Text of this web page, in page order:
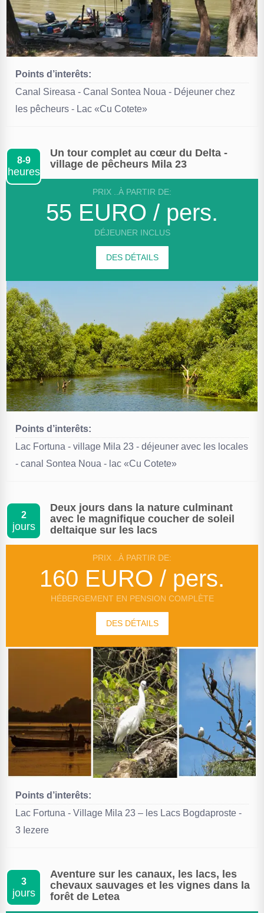
Points d’interêts:
Canal Sireasa - Canal Sontea Noua - Déjeuner chez
les pêcheurs - Lac «Cu Cotete»
8-9
heures
Un tour complet au cœur du Delta -
village de pêcheurs Mila 23
PRIX ..À PARTIR DE:
55 EURO / pers.
DÉJEUNER INCLUS
DES DÉTAILS
Points d’interêts:
Lac Fortuna - village Mila 23 - déjeuner avec les locales
- canal Sontea Noua - lac «Cu Cotete»
2
jours
Deux jours dans la nature culminant
avec le magnifique coucher de soleil
deltaique sur les lacs
PRIX ..À PARTIR DE:
160 EURO / pers.
HÉBERGEMENT EN PENSION COMPLÈTE
DES DÉTAILS
Points d’interêts:
Lac Fortuna - Village Mila 23 – les Lacs Bogdaproste -
3 Iezere
3
jours
Aventure sur les canaux, les lacs, les
chevaux sauvages et les vignes dans la
forêt de Letea